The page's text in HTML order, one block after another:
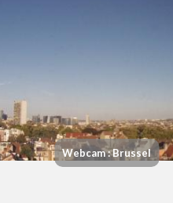
Webcam : Brussel